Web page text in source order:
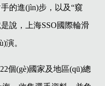
手的進(jìn)步，以及“窺
是說，上海SSO國際輪滑
演。
22個(gè)國家及地區(qū)總